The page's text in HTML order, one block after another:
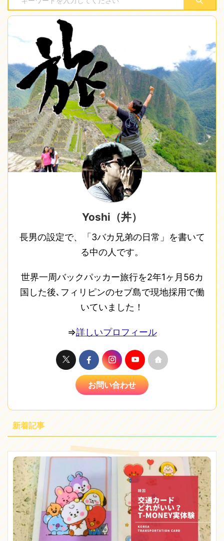
Yoshi（丼）
長男の設定で、「3バカ兄弟の日常」を書いて
る中の人です。
世界一周バックパッカー旅行を2年1ヶ月56カ
国した後､フィリピンのセブ島で現地採用で働
いていました！
⇒詳しいプロフィール
お問い合わせ
新着記事